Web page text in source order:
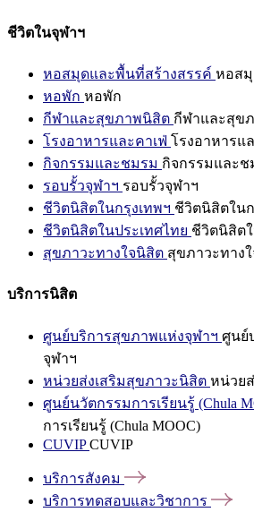
ชีวิตในจุฬาฯ
หอสมุดและพื้นที่สร้างสรรค์ หอสมุ
หอพัก หอพัก
กีฬาและสุขภาพนิสิต กีฬาและสุข
โรงอาหารและคาเฟ่ โรงอาหารแ
กิจกรรมและชมรม กิจกรรมและช
รอบรั้วจุฬาฯ รอบรั้วจุฬาฯ
ชีวิตนิสิตในกรุงเทพฯ ชีวิตนิสิตใน
ชีวิตนิสิตในประเทศไทย ชีวิตนิสิต
สุขภาวะทางใจนิสิต สุขภาวะทาง
บริการนิสิต
ศูนย์บริการสุขภาพแห่งจุฬาฯ ศูนย์
จุฬาฯ
หน่วยส่งเสริมสุขภาวะนิสิต หน่วย
ศูนย์นวัตกรรมการเรียนรู้ (Chula
การเรียนรู้ (Chula MOOC)
CUVIPCUVIP
บริการสังคม
บริการทดสอบและวิชาการ